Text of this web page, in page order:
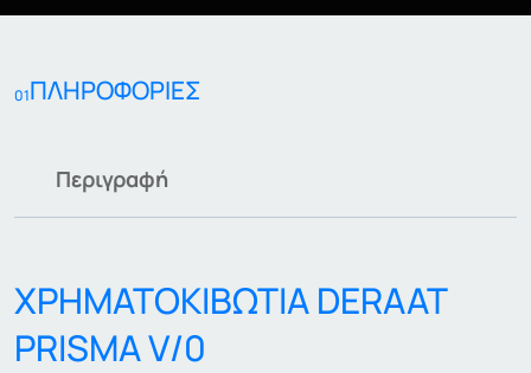
01ΠΛΗΡΟΦΟΡΙΕΣ
Περιγραφή
ΧΡΗΜΑΤΟΚΙΒΩΤΙΑ DERAAT
PRISMA V/0